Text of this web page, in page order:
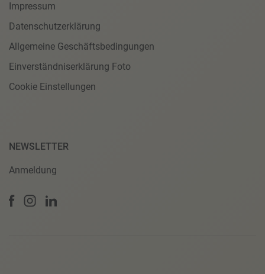
Impressum
Datenschutzerklärung
Allgemeine Geschäftsbedingungen
Einverständniserklärung Foto
Cookie Einstellungen
NEWSLETTER
Anmeldung